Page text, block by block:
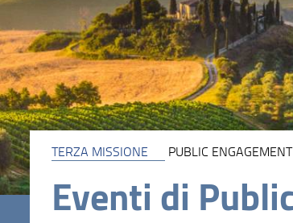
TERZA MISSIONE PUBLIC
Eventi di